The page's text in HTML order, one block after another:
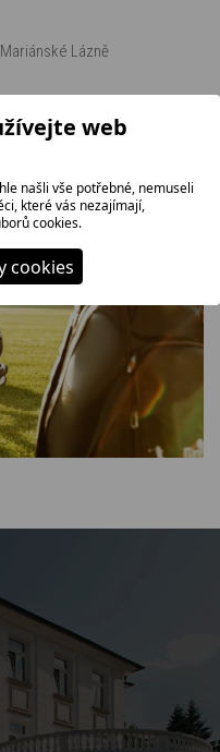
Lázně
web
našli vše potřebné, nemuseli
které vás nezajímají,
cookies.
cookies